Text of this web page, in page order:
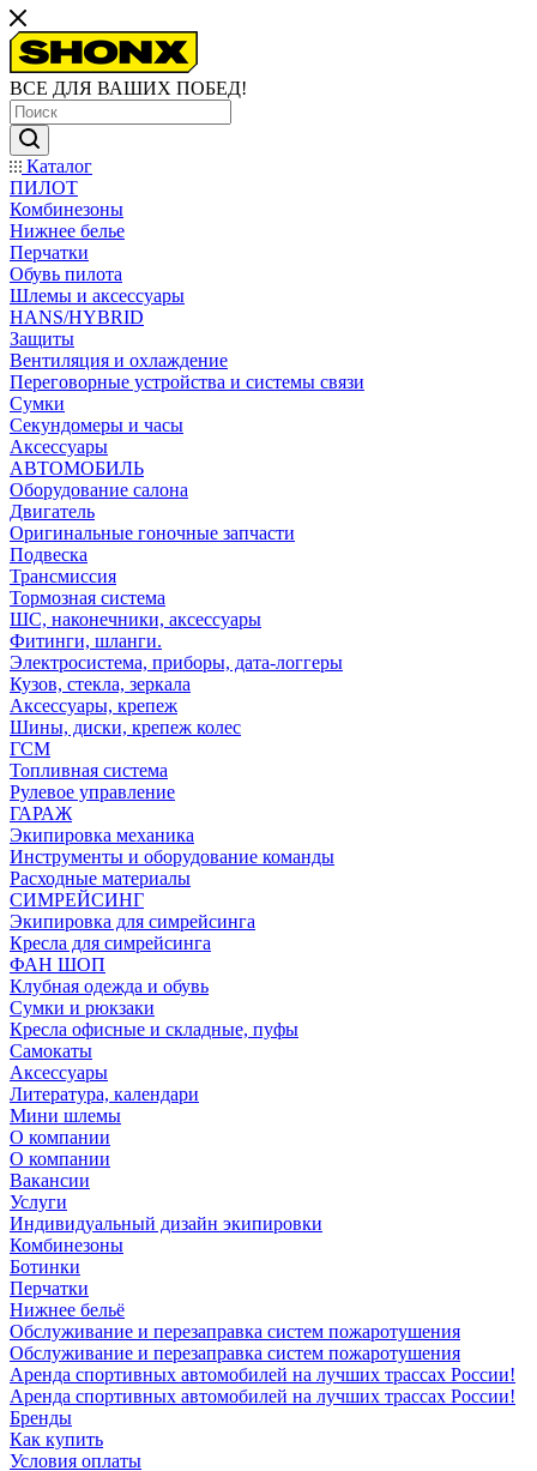
ВСЕ ДЛЯ ВАШИХ ПОБЕД!
Каталог
ПИЛОТ
Комбинезоны
Нижнее белье
Перчатки
Обувь пилота
Шлемы и аксессуары
HANS/HYBRID
Защиты
Вентиляция и охлаждение
Переговорные устройства и системы связи
Сумки
Секундомеры и часы
Аксессуары
АВТОМОБИЛЬ
Оборудование салона
Двигатель
Оригинальные гоночные запчасти
Подвеска
Трансмиссия
Тормозная система
ШС, наконечники, аксессуары
Фитинги, шланги.
Электросистема, приборы, дата-логгеры
Кузов, стекла, зеркала
Аксессуары, крепеж
Шины, диски, крепеж колес
ГСМ
Топливная система
Рулевое управление
ГАРАЖ
Экипировка механика
Инструменты и оборудование команды
Расходные материалы
СИМРЕЙСИНГ
Экипировка для симрейсинга
Кресла для симрейсинга
ФАН ШОП
Клубная одежда и обувь
Сумки и рюкзаки
Кресла офисные и складные, пуфы
Самокаты
Аксессуары
Литература, календари
Мини шлемы
О компании
О компании
Вакансии
Услуги
Индивидуальный дизайн экипировки
Комбинезоны
Ботинки
Перчатки
Нижнее бельё
Обслуживание и перезаправка систем пожаротушения
Обслуживание и перезаправка систем пожаротушения
Аренда спортивных автомобилей на лучших трассах России!
Аренда спортивных автомобилей на лучших трассах России!
Бренды
Как купить
Условия оплаты